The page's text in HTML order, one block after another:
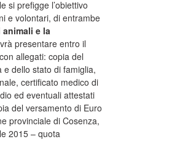
si prefigge l’obiettivo
e volontari, di entrambe
e la
presentare entro il
allegati: copia del
dello stato di famiglia,
certificato medico di
ed eventuali attestati
del versamento di Euro
provinciale di Cosenza,
2015 – quota